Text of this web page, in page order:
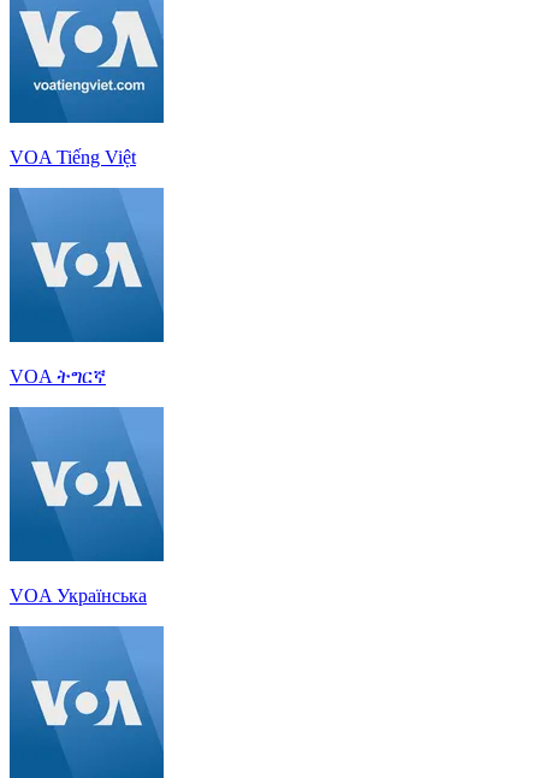
VOA Tiếng Việt
VOA ትግርኛ
VOA Українська